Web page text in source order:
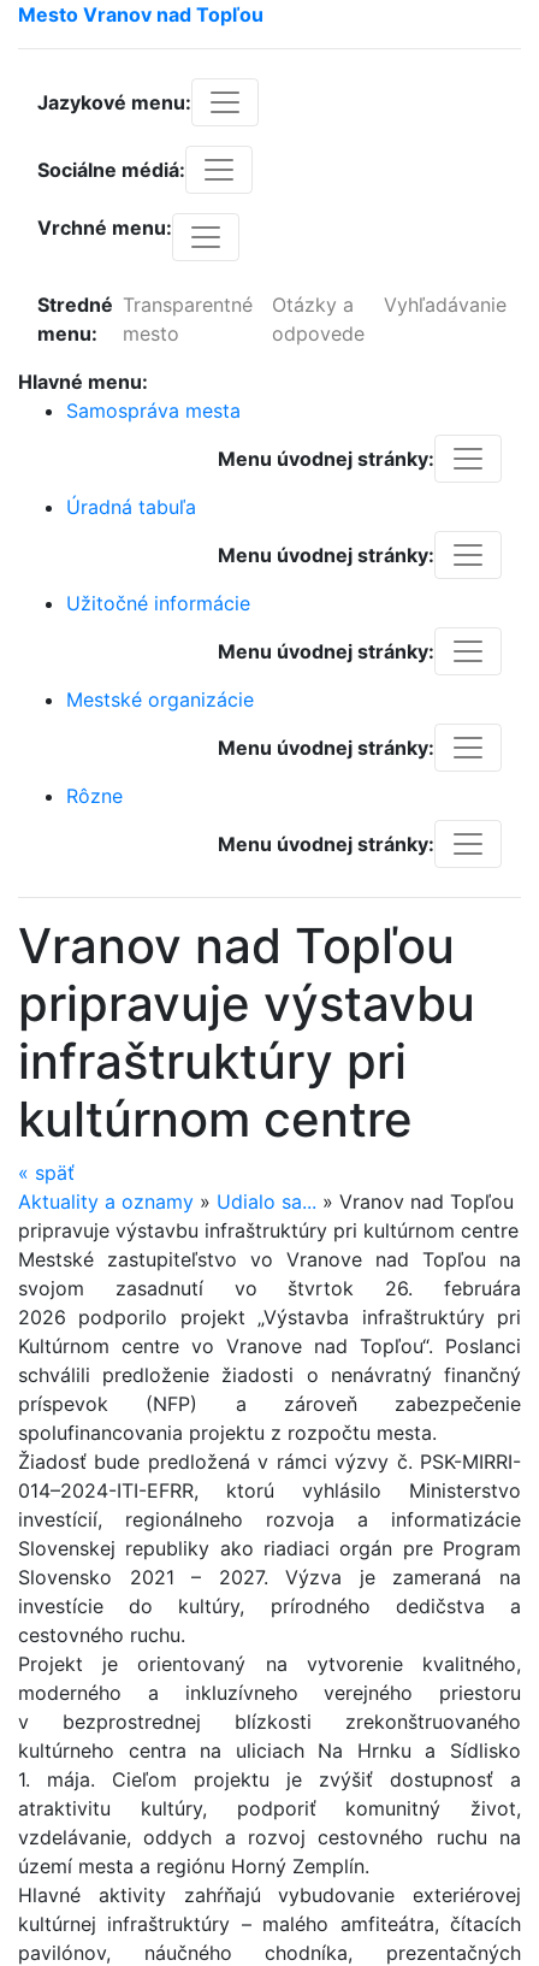
Mesto Vranov nad Topľou
Jazykové menu:
Sociálne médiá:
Vrchné menu:
Stredné
menu:
Transparentné
mesto
Otázky a
odpovede
Vyhľadávanie
Hlavné menu:
Samospráva mesta
Menu úvodnej stránky:
Úradná tabuľa
Menu úvodnej stránky:
Užitočné informácie
Menu úvodnej stránky:
Mestské organizácie
Menu úvodnej stránky:
Rôzne
Menu úvodnej stránky:
Vranov nad Topľou
pripravuje výstavbu
infraštruktúry pri
kultúrnom centre
« späť
Aktuality a oznamy » Udialo sa... » Vranov nad Topľou
pripravuje výstavbu infraštruktúry pri kultúrnom centre
Mestské zastupiteľstvo vo Vranove nad Topľou na
svojom zasadnutí vo štvrtok 26. februára
2026 podporilo projekt „Výstavba infraštruktúry pri
Kultúrnom centre vo Vranove nad Topľou“. Poslanci
schválili predloženie žiadosti o nenávratný finančný
príspevok (NFP) a zároveň zabezpečenie
spolufinancovania projektu z rozpočtu mesta.
Žiadosť bude predložená v rámci výzvy č. PSK-MIRRI-
014–2024-ITI-EFRR, ktorú vyhlásilo Ministerstvo
investícií, regionálneho rozvoja a informatizácie
Slovenskej republiky ako riadiaci orgán pre Program
Slovensko 2021 – 2027. Výzva je zameraná na
investície do kultúry, prírodného dedičstva a
cestovného ruchu.
Projekt je orientovaný na vytvorenie kvalitného,
moderného a inkluzívneho verejného priestoru
v bezprostrednej blízkosti zrekonštruovaného
kultúrneho centra na uliciach Na Hrnku a Sídlisko
1. mája. Cieľom projektu je zvýšiť dostupnosť a
atraktivitu kultúry, podporiť komunitný život,
vzdelávanie, oddych a rozvoj cestovného ruchu na
území mesta a regiónu Horný Zemplín.
Hlavné aktivity zahŕňajú vybudovanie exteriérovej
kultúrnej infraštruktúry – malého amfiteátra, čítacích
pavilónov, náučného chodníka, prezentačných